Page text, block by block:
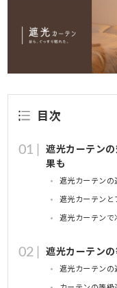
目次
遮光カーテン
果も
遮光カーテンの
遮光カーテンと
遮光カーテンで
遮光カーテン
遮光カーテンの